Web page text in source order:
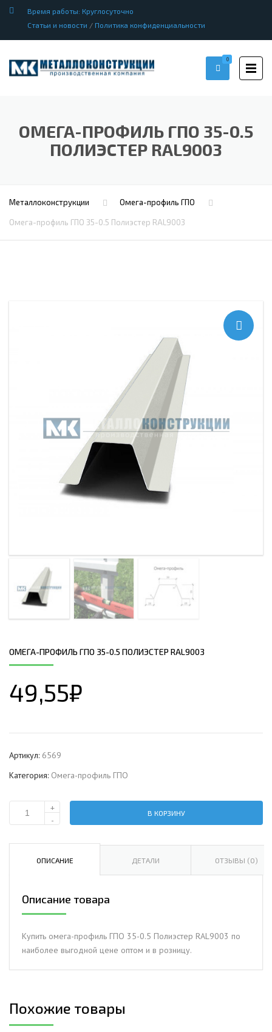
Время работы: Круглосуточно
Статьи и новости / Политика конфиденциальности
0
ОМЕГА-ПРОФИЛЬ ГПО 35-0.5
ПОЛИЭСТЕР RAL9003
Металлоконструкции Омега-профиль ГПО
Омега-профиль ГПО 35-0.5 Полиэстер RAL9003
ОМЕГА-ПРОФИЛЬ ГПО 35-0.5 ПОЛИЭСТЕР RAL9003
49,55₽
Артикул: 6569
Категория: Омега-профиль ГПО
Количество
профиль
Полиэстер
RAL9003
+
-
В КОРЗИНУ
ОПИСАНИЕ ДЕТАЛИ ОТЗЫВЫ (0)
Описание товара
Купить омега-профиль ГПО 35-0.5 Полиэстер RAL9003 по
наиболее выгодной цене оптом и в розницу.
Похожие товары